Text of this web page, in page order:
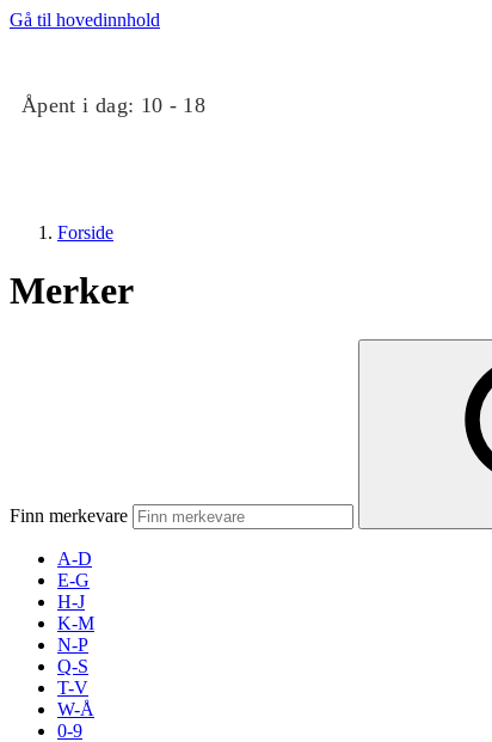
Gå til hovedinnhold
Åpent i dag: 10 - 18
Mat og drikke
Forside
Merker
Finn merkevare
A-D
E-G
H-J
K-M
N-P
Q-S
T-V
W-Å
0-9